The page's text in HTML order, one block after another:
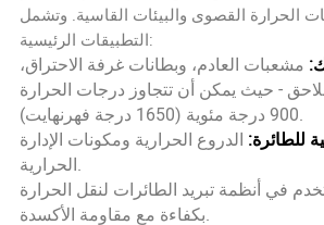
الحرارة القصوى والبيئات القاسية. وتشمل
التطبيقات الرئيسية:
مشعبات العادم، وبطانات غرفة الاحتراق،
- حيث يمكن أن تتجاوز درجات الحرارة
900 درجة مئوية (1650 درجة فهرنهايت).
للطائرة: الدروع الحرارية ومكونات الإدارة
الحرارية.
في أنظمة تبريد الطائرات لنقل الحرارة
بكفاءة مع مقاومة الأكسدة.